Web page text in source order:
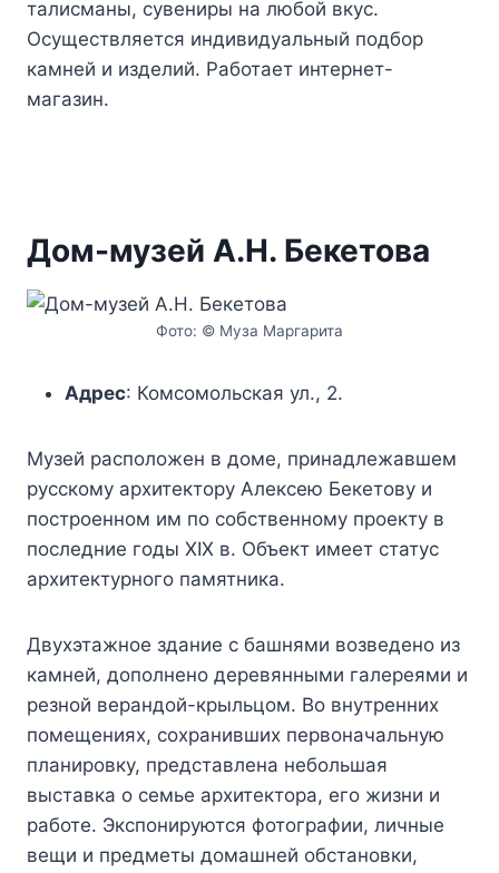
талисманы, сувениры на любой вкус.
Осуществляется индивидуальный подбор
камней и изделий. Работает интернет-
магазин.
Дом-музей А.Н. Бекетова
Фото: © Муза Маргарита
Адрес: Комсомольская ул., 2.
Музей расположен в доме, принадлежавшем
русскому архитектору Алексею Бекетову и
построенном им по собственному проекту в
последние годы XIX в. Объект имеет статус
архитектурного памятника.
Двухэтажное здание с башнями возведено из
камней, дополнено деревянными галереями и
резной верандой-крыльцом. Во внутренних
помещениях, сохранивших первоначальную
планировку, представлена небольшая
выставка о семье архитектора, его жизни и
работе. Экспонируются фотографии, личные
вещи и предметы домашней обстановки,